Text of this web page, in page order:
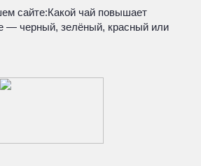
сайте:Какой чай повышает
— черный, зелёный, красный или